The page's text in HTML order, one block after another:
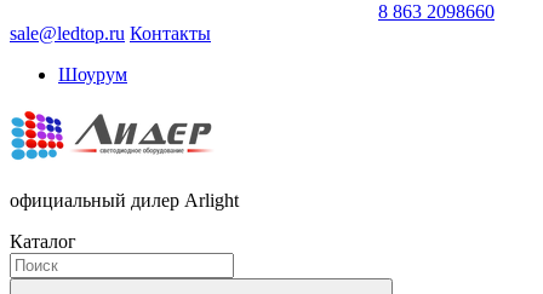
8 863 2098660
sale@ledtop.ru Контакты
Шоурум
официальный дилер Arlight
Каталог